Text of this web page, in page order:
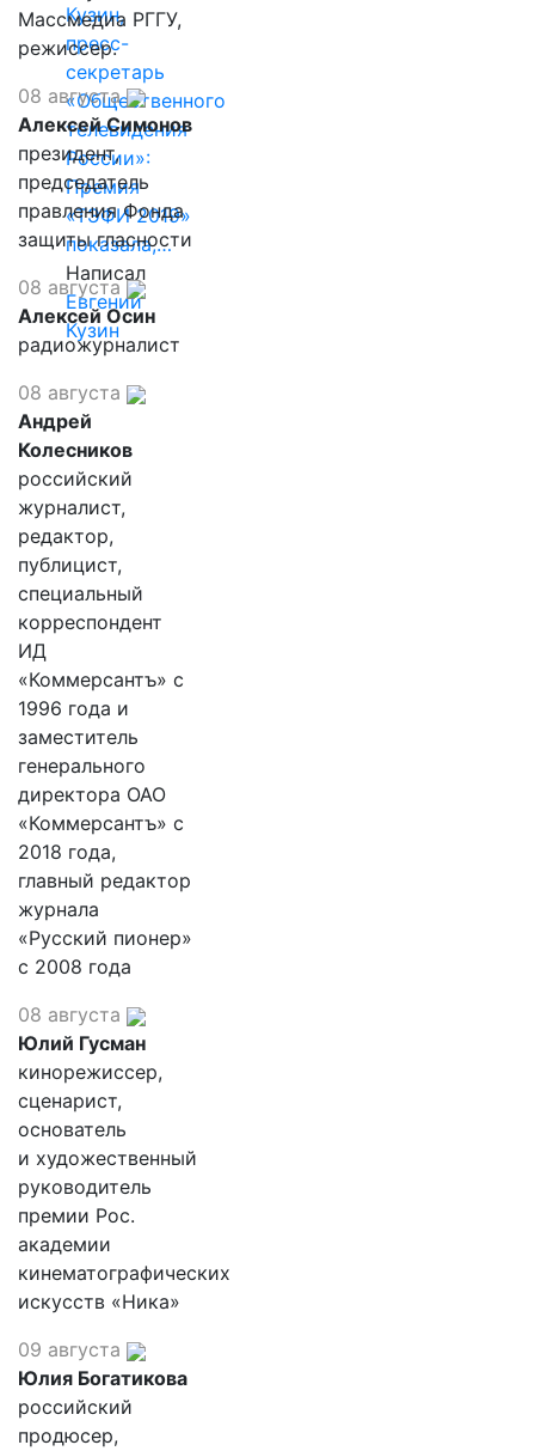
Кузин,
пресс-
секретарь
«Общественного
телевидения
России»:
Премия
«ТЭФИ 2019»
показала,…
Написал
Евгений
Кузин
Массмедиа РГГУ,
режиссер.
08 августа
Алексей Симонов
президент,
председатель
правления Фонда
защиты гласности
08 августа
Алексей Осин
радиожурналист
08 августа
Андрей
Колесников
российский
журналист,
редактор,
публицист,
специальный
корреспондент
ИД
«Коммерсантъ» с
1996 года и
заместитель
генерального
директора ОАО
«Коммерсантъ» с
2018 года,
главный редактор
журнала
«Русский пионер»
с 2008 года
08 августа
Юлий Гусман
кинорежиссер,
сценарист,
основатель
и художественный
руководитель
премии Рос.
академии
кинематографических
искусств «Ника»
09 августа
Юлия Богатикова
российский
продюсер,